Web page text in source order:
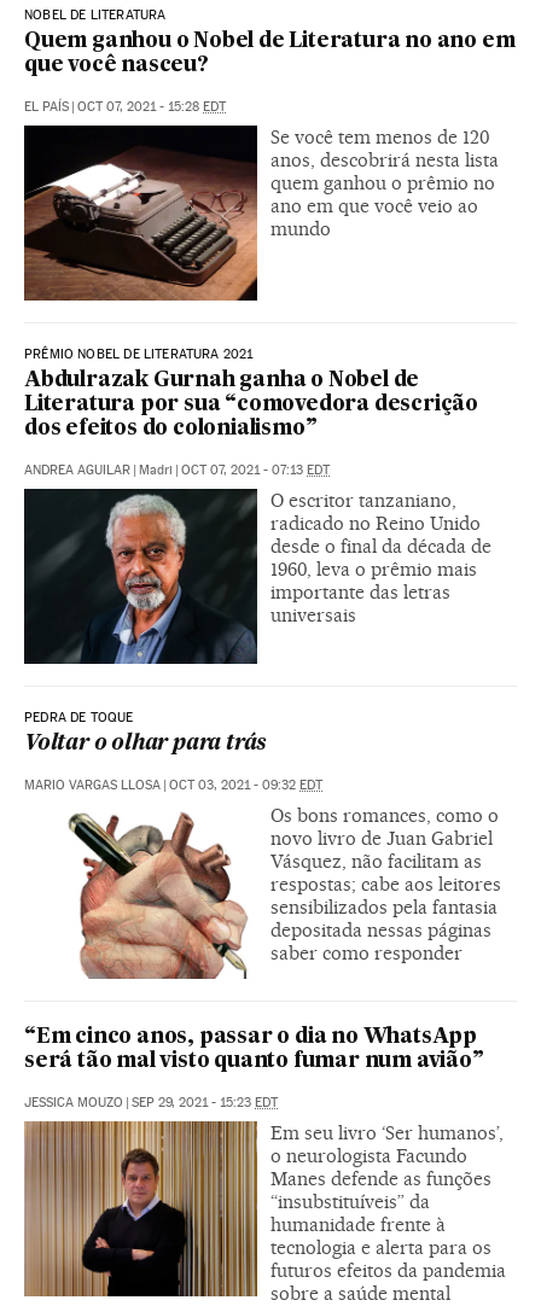
NOBEL DE LITERATURA
Quem ganhou o Nobel de Literatura no ano em
que você nasceu?
EL PAÍS | OCT 07, 2021 - 15:28 EDT
Se você tem menos de 120
anos, descobrirá nesta lista
quem ganhou o prêmio no
ano em que você veio ao
mundo
PRÊMIO NOBEL DE LITERATURA 2021
Abdulrazak Gurnah ganha o Nobel de
Literatura por sua “comovedora descrição
dos efeitos do colonialismo”
ANDREA AGUILAR | Madri | OCT 07, 2021 - 07:13 EDT
O escritor tanzaniano,
radicado no Reino Unido
desde o final da década de
1960, leva o prêmio mais
importante das letras
universais
PEDRA DE TOQUE
Voltar o olhar para trás
MARIO VARGAS LLOSA | OCT 03, 2021 - 09:32 EDT
Os bons romances, como o
novo livro de Juan Gabriel
Vásquez, não facilitam as
respostas; cabe aos leitores
sensibilizados pela fantasia
depositada nessas páginas
saber como responder
“Em cinco anos, passar o dia no WhatsApp
será tão mal visto quanto fumar num avião”
JESSICA MOUZO | SEP 29, 2021 - 15:23 EDT
Em seu livro ‘Ser humanos’,
o neurologista Facundo
Manes defende as funções
“insubstituíveis” da
humanidade frente à
tecnologia e alerta para os
futuros efeitos da pandemia
sobre a saúde mental